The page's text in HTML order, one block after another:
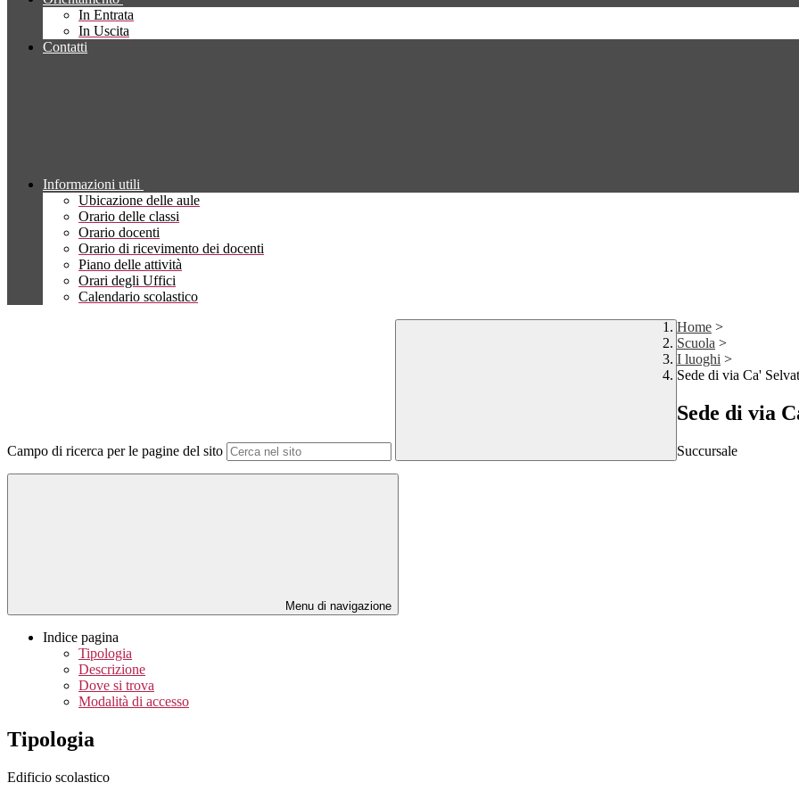
In Entrata
In Uscita
Contatti
Informazioni utili
Ubicazione delle aule
Orario delle classi
Orario docenti
Orario di ricevimento dei docenti
Piano delle attività
Orari degli Uffici
Calendario scolastico
Campo di ricerca per le pagine del sito
Home >
Scuola >
I luoghi >
Sede di via Ca'
Sede di via
Succursale
Menu di navigazione
Indice pagina
Tipologia
Descrizione
Dove si trova
Modalità di accesso
Tipologia
Edificio scolastico